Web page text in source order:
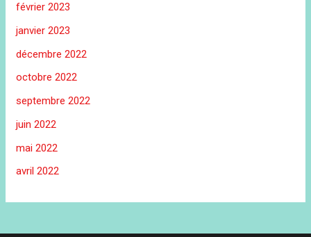
février 2023
janvier 2023
décembre 2022
octobre 2022
septembre 2022
juin 2022
mai 2022
avril 2022